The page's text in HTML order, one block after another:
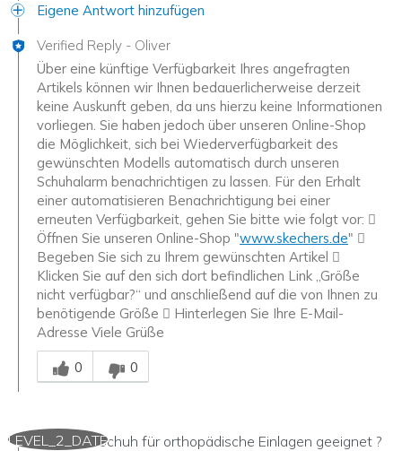
Eigene Antwort hinzufügen
Verified Reply - Oliver
Über eine künftige Verfügbarkeit Ihres angefragten
Artikels können wir Ihnen bedauerlicherweise derzeit
keine Auskunft geben, da uns hierzu keine Informationen
vorliegen. Sie haben jedoch über unseren Online-Shop
die Möglichkeit, sich bei Wiederverfügbarkeit des
gewünschten Modells automatisch durch unseren
Schuhalarm benachrichtigen zu lassen. Für den Erhalt
einer automatisieren Benachrichtigung bei einer
erneuten Verfügbarkeit, gehen Sie bitte wie folgt vor: 
Öffnen Sie unseren Online-Shop "www.skechers.de" 
Begeben Sie sich zu Ihrem gewünschten Artikel 
Klicken Sie auf den sich dort befindlichen Link „Größe
nicht verfügbar?“ und anschließend auf die von Ihnen zu
benötigende Größe  Hinterlegen Sie Ihre E-Mail-
Adresse Viele Grüße
Mitarbeiter-Gutachter
0
0
LEVEL_2_DATE
Ist dieser Schuh für orthopädische Einlagen geeignet ?